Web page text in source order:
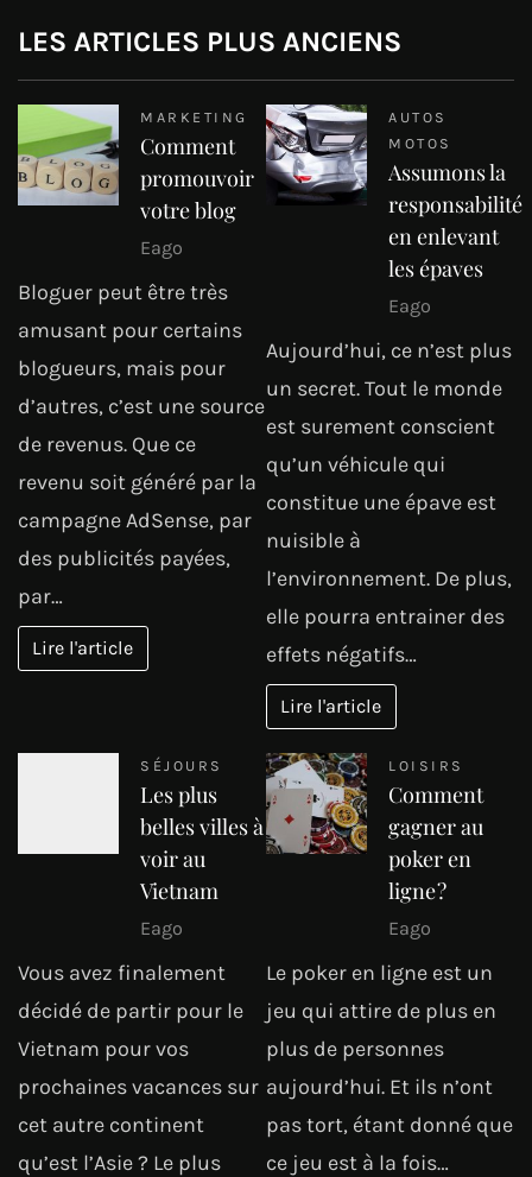
LES ARTICLES PLUS ANCIENS
MARKETING
Comment
promouvoir
votre blog
Eago
Bloguer peut être très
amusant pour certains
blogueurs, mais pour
d’autres, c’est une source
de revenus. Que ce
revenu soit généré par la
campagne AdSense, par
des publicités payées,
par…
Lire l'article
AUTOS
MOTOS
Assumons la
responsabilité
en enlevant
les épaves
Eago
Aujourd’hui, ce n’est plus
un secret. Tout le monde
est surement conscient
qu’un véhicule qui
constitue une épave est
nuisible à
l’environnement. De plus,
elle pourra entrainer des
effets négatifs…
Lire l'article
SÉJOURS
Les plus
belles villes à
voir au
Vietnam
Eago
Vous avez finalement
décidé de partir pour le
Vietnam pour vos
prochaines vacances sur
cet autre continent
qu’est l’Asie ? Le plus
LOISIRS
Comment
gagner au
poker en
ligne ?
Eago
Le poker en ligne est un
jeu qui attire de plus en
plus de personnes
aujourd’hui. Et ils n’ont
pas tort, étant donné que
ce jeu est à la fois…